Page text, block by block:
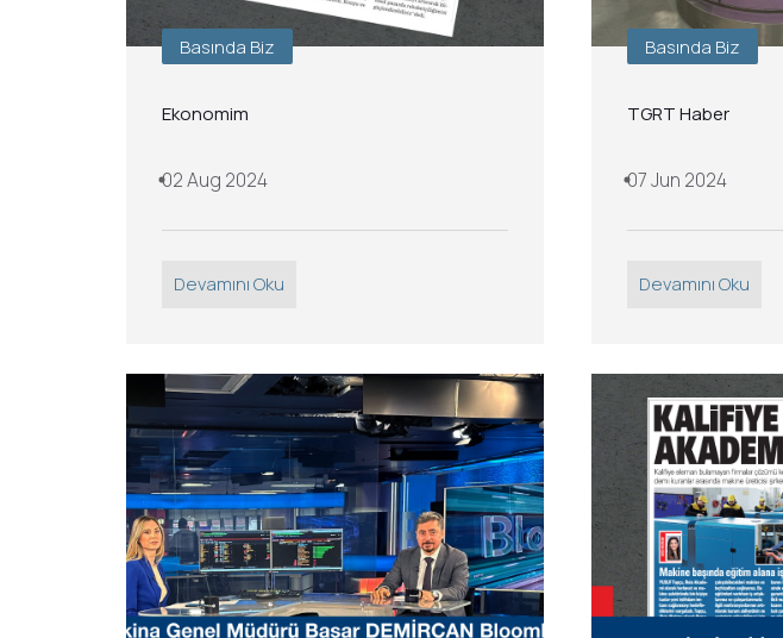
Basında Biz
Ekonomim
02 Aug 2024
Devamını Oku
Basında Biz
TGRT Haber
07 Jun 2024
Devamını Oku